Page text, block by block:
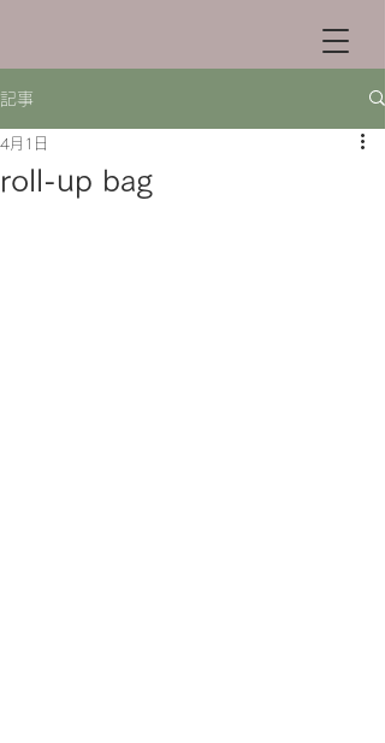
記事
roll-up bag
4月1日